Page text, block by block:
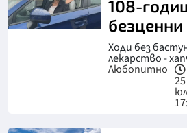
108-
безценни
Ходи без
лекарство -
Любопитно
25